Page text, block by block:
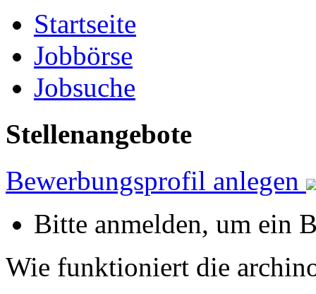
Startseite
Jobbörse
Jobsuche
Stellenangebote
Bewerbungsprofil anlegen
Bitte anmelden, um ein
Wie funktioniert die